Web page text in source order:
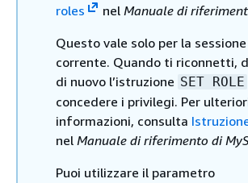
roles
nel Manuale di
Questo vale solo per la
corrente. Quando ti riconnetti,
di nuovo l’istruzione SET ROLE
concedere i privilegi. Per
informazioni, consulta
nel Manuale di riferimento di
Puoi utilizzare il parametro